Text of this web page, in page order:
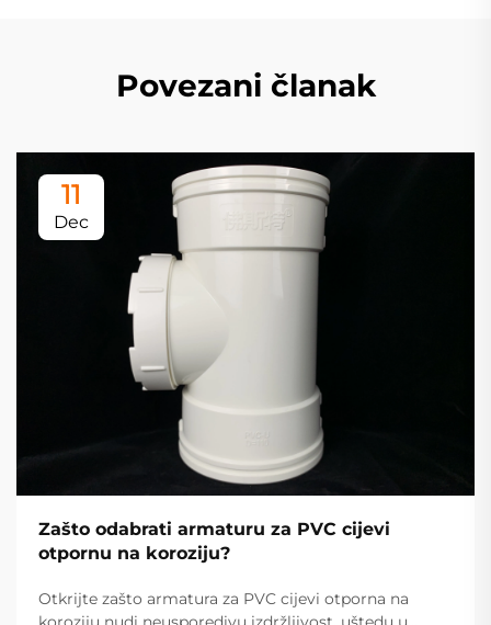
Povezani članak
11
Dec
Zašto odabrati armaturu za PVC cijevi
otpornu na koroziju?
Otkrijte zašto armatura za PVC cijevi otporna na